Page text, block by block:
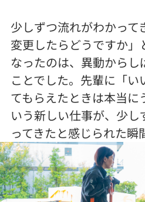
少しずつ流れがわかって
変更したらどうですか」
なったのは、異動からし
ことでした。先輩に「い
てもらえたときは本当に
いう新しい仕事が、少
ってきたと感じられた瞬